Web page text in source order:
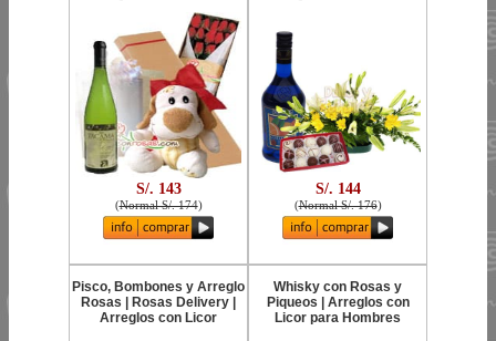
S/. 143
(Normal S/. 174)
S/. 144
(Normal S/. 176)
Pisco, Bombones y Arreglo
Rosas | Rosas Delivery |
Arreglos con Licor
Whisky con Rosas y
Piqueos | Arreglos con
Licor para Hombres